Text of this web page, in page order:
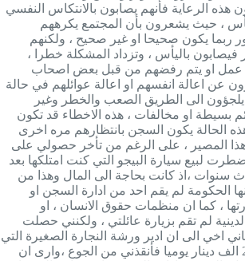
هذه الرعاية فأنهم يصابون بالانتكاس النفسي
، حيث يشعرون بأن المجتمع يكرههم
ربما يكون صحيحا او غير صحيح ، ولكنهم
باليأس ، وتزداد المشكلة خطرا ،
عمل او يتم رفضهم من قبل بعض اصحاب
عن اعالة انفسهم او اعالة عوائلهم في حالة
يلجؤون الى الطريق الصعب والخطر وغير
بسيطة او مخالفات ، هذه الاخطاء قد تكون
الحالة يكون السجن بانتظارهم مره اخرى
هذا المصير ، على الرغم من تأخر حصولي على
لبيع سيارة البيجو التي كنت امتلكها بعد
سنوات ،اذ كانت بحاجة الى المال وهذا من
الحكومة لم يقم احد من ادارة السجن او
، كما ان منظمات حقوق الانسان ، او
لم تقم بزيارة عائلتي ، ولكنني حصلت
اخي الى ان ادير ورشة النجارة الصغيرة التي
يمتلكها كان يعطيني 20 الف دينار يوميا فأنقذني من الجوع ،وارى ان